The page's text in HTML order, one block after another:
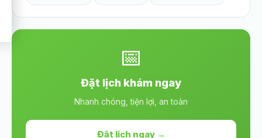
📅
Đặt lịch khám ngay
Nhanh chóng, tiện lợi, an toàn
Đặt lịch ngay →